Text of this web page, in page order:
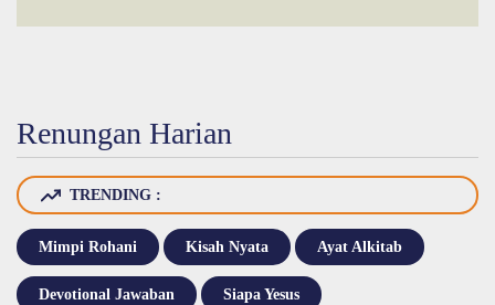
Renungan Harian
TRENDING :
Mimpi Rohani Kisah Nyata Ayat Alkitab
Devotional Jawaban Siapa Yesus